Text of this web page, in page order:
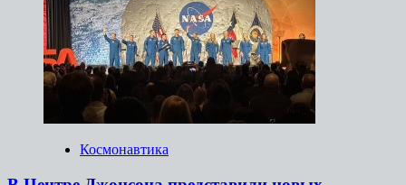
Космонавтика